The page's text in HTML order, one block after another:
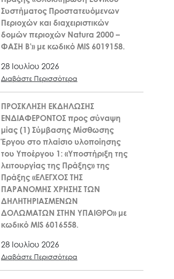
Συστήματος Προστατευόμενων
Περιοχών και διαχειριστικών
δομών περιοχών Natura 2000 –
ΦΑΣΗ Β’» με κωδικό MIS 6019158.
28 Ιουλίου 2026
Διαβάστε Περισσότερα
ΠΡΟΣΚΛΗΣΗ ΕΚΔΗΛΩΣΗΣ
ΕΝΔΙΑΦΕΡΟΝΤΟΣ προς σύναψη
μίας (1) Σύμβασης Μίσθωσης
Έργου στο πλαίσιο υλοποίησης
του Υποέργου 1: «Υποστήριξη της
λειτουργίας της Πράξης» της
Πράξης «ΕΛΕΓΧΟΣ ΤΗΣ
ΠΑΡΑΝΟΜΗΣ ΧΡΗΣΗΣ ΤΩΝ
ΔΗΛΗΤΗΡΙΑΣΜΕΝΩΝ
ΔΟΛΩΜΑΤΩΝ ΣΤΗΝ ΥΠΑΙΘΡΟ» με
κωδικό MIS 6016558.
28 Ιουλίου 2026
Διαβάστε Περισσότερα